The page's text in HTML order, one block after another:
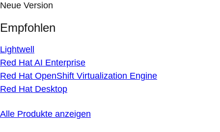
Neue Version
Empfohlen
Lightwell
Red Hat AI Enterprise
Red Hat OpenShift Virtualization Engine
Red Hat Desktop
Alle Produkte anzeigen